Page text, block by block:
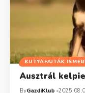
KUTYAFAJTÁK
Ausztrál kelpie
ByGazdiKlub